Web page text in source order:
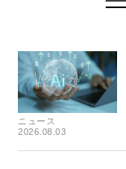
ニュース
2026.08.03